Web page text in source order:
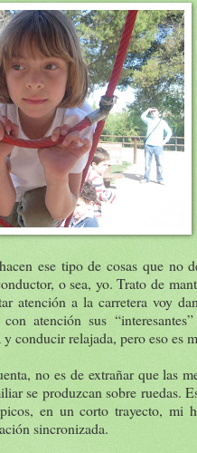
ese tipo de cosas que no
o sea, yo. Trato de
atención a la carretera voy
atención sus “interesantes”
conducir relajada, pero eso es
no es de extrañar que las
se produzcan sobre ruedas.
en un corto trayecto, mi
sincronizada.